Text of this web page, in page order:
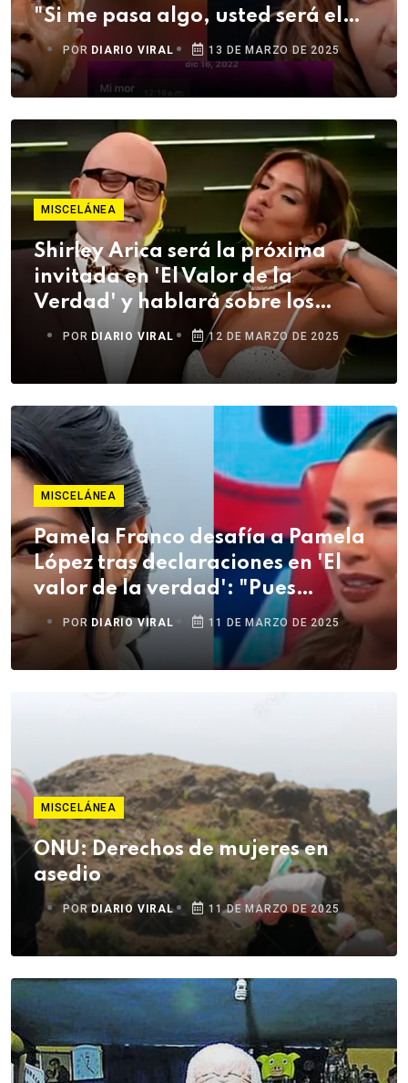
"Si me pasa algo, usted será el
único responsable"
POR DIARIO VIRAL 13 DE MARZO DE 2025
MISCELÁNEA
Shirley Arica será la próxima
invitada en 'El Valor de la
Verdad' y hablará sobre los
besos de Cueva
POR DIARIO VIRAL 12 DE MARZO DE 2025
MISCELÁNEA
Pamela Franco desafía a Pamela
López tras declaraciones en 'El
valor de la verdad': "Pues
pruébenlo"
POR DIARIO VIRAL 11 DE MARZO DE 2025
MISCELÁNEA
ONU: Derechos de mujeres en
asedio
PORDIARIO VIRAL 11 DE MARZO DE 2025